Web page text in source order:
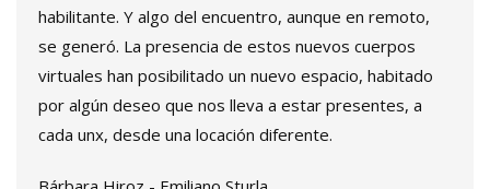
habilitante. Y algo del encuentro, aunque en remoto,
se generó. La presencia de estos nuevos cuerpos
virtuales han posibilitado un nuevo espacio, habitado
por algún deseo que nos lleva a estar presentes, a
cada unx, desde una locación diferente.